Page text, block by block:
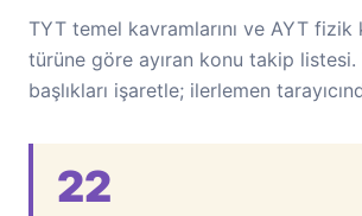
TYT temel kavramlarını ve AYT fizik
türüne göre ayıran konu takip listesi.
başlıkları işaretle; ilerlemen
22